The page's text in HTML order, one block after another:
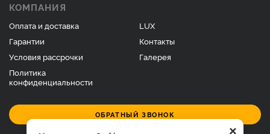
КОМПАНИЯ
Оплата и доставка
Гарантии
Условия рассрочки
Политика
конфиденциальности
LUX
Контакты
Галерея
ОБРАТНЫЙ ЗВОНОК
×